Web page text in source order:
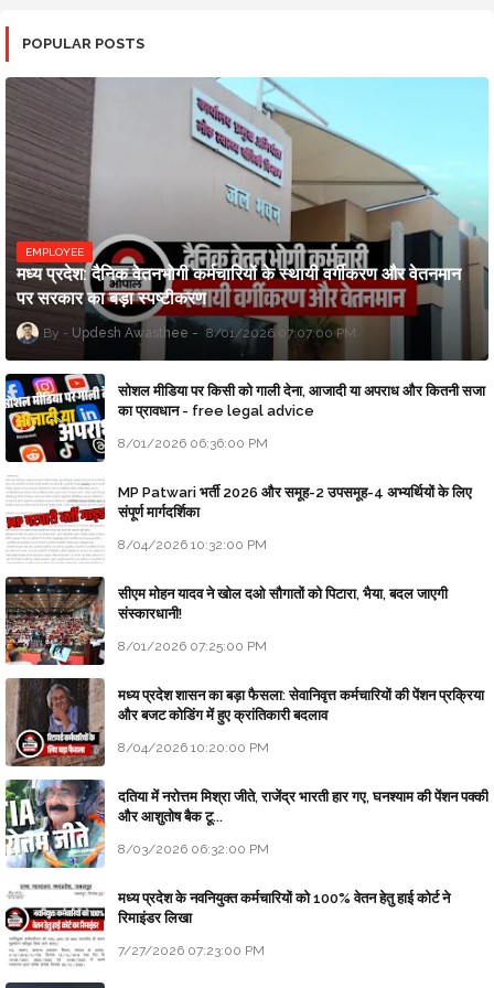
POPULAR POSTS
EMPLOYEE
मध्य प्रदेश: दैनिक वेतनभोगी कर्मचारियों के स्थायी वर्गीकरण और वेतनमान
पर सरकार का बड़ा स्पष्टीकरण
Updesh Awasthee 8/01/2026 07:07:00 PM
सोशल मीडिया पर किसी को गाली देना, आजादी या अपराध और कितनी सजा
का प्रावधान - free legal advice
8/01/2026 06:36:00 PM
MP Patwari भर्ती 2026 और समूह-2 उपसमूह-4 अभ्यर्थियों के लिए
संपूर्ण मार्गदर्शिका
8/04/2026 10:32:00 PM
सीएम मोहन यादव ने खोल दओ सौगातों को पिटारा, भैया, बदल जाएगी
संस्कारधानी!
8/01/2026 07:25:00 PM
मध्य प्रदेश शासन का बड़ा फैसला: सेवानिवृत्त कर्मचारियों की पेंशन प्रक्रिया
और बजट कोडिंग में हुए क्रांतिकारी बदलाव
8/04/2026 10:20:00 PM
दतिया में नरोत्तम मिश्रा जीते, राजेंद्र भारती हार गए, घनश्याम की पेंशन पक्की
और आशुतोष बैक टू...
8/03/2026 06:32:00 PM
मध्य प्रदेश के नवनियुक्त कर्मचारियों को 100% वेतन हेतु हाई कोर्ट ने
रिमाइंडर लिखा
7/27/2026 07:23:00 PM